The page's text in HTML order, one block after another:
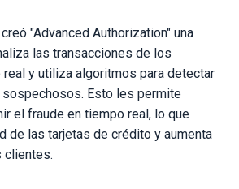
"Advanced Authorization" una
las transacciones de los
y utiliza algoritmos para detectar
Esto les permite
el fraude en tiempo real, lo que
de las tarjetas de crédito y aumenta
clientes.